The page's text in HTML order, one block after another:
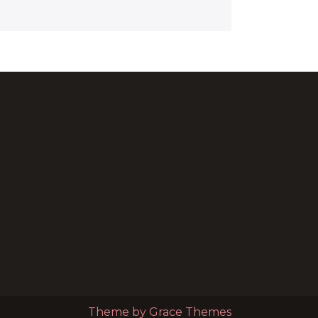
Theme by Grace Themes